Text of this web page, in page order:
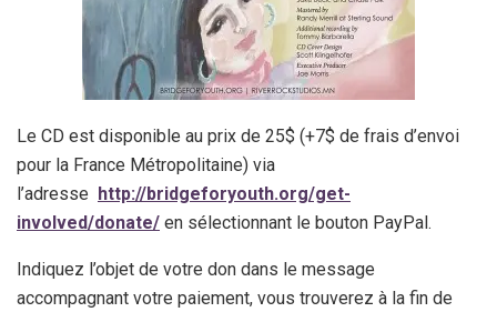
Le CD est disponible au prix de 25$ (+7$ de frais d’envoi
pour la France Métropolitaine) via
l’adresse http://bridgeforyouth.org/get-
involved/donate/ en sélectionnant le bouton PayPal.
Indiquez l’objet de votre don dans le message
accompagnant votre paiement, vous trouverez à la fin de